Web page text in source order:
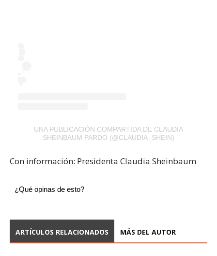
UNA PUBLICACIÓN COMPARTIDA DE CLAUDIA
SHEINBAUM PARDO (@CLAUDIA_SHEIN)
Con información: Presidenta Claudia Sheinbaum
¿Qué opinas de esto?
ARTÍCULOS RELACIONADOS MÁS DEL AUTOR